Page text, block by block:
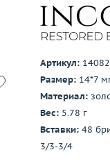
Артикул:
Размер: 14*7
Материал:
Вес: 5.78 г
Вставки: 48
3/3-3/4